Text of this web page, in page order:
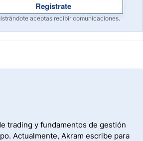
Regístrate
aceptas recibir comunicaciones.
trading y fundamentos de gestión
Actualmente, Akram escribe para